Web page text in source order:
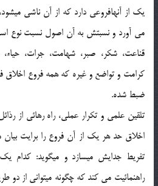
يك از آنهافروعي دارد كه از آن ناشي
مي آورد و نسبتش به آن اصول نسبت نوع
قناعت، شكر، صبر، شهامت، جرات،
كرامت و تواضع و غيره كه همه فروع
ضبط شده.
تلقين علمي و تكرار عملي، راه رهائي از
اخلاق حد هر يك از آن فروع را برايت
تفريط جدايش ميسازد و ميگويد:
راهنمائيت مي كند كه چگونه ميتواني از